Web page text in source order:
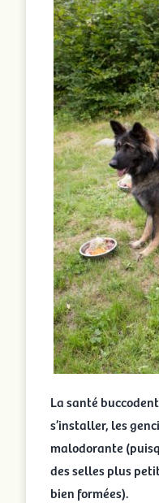
La santé
s’installer, les
malodorante
des selles plus
bien formées).